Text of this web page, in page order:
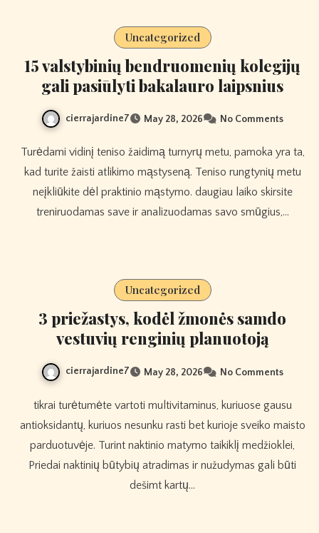
Uncategorized
15 valstybinių bendruomenių kolegijų
gali pasiūlyti bakalauro laipsnius
cierrajardine7 May 28, 2026 No Comments
Turėdami vidinį teniso žaidimą turnyrų metu, pamoka yra ta,
kad turite žaisti atlikimo mąstyseną. Teniso rungtynių metu
neįkliūkite dėl praktinio mąstymo. daugiau laiko skirsite
treniruodamas save ir analizuodamas savo smūgius,…
Uncategorized
3 priežastys, kodėl žmonės samdo
vestuvių renginių planuotoją
cierrajardine7 May 28, 2026 No Comments
tikrai turėtumėte vartoti multivitaminus, kuriuose gausu
antioksidantų, kuriuos nesunku rasti bet kurioje sveiko maisto
parduotuvėje. Turint naktinio matymo taikiklį medžioklei,
Priedai naktinių būtybių atradimas ir nužudymas gali būti
dešimt kartų…